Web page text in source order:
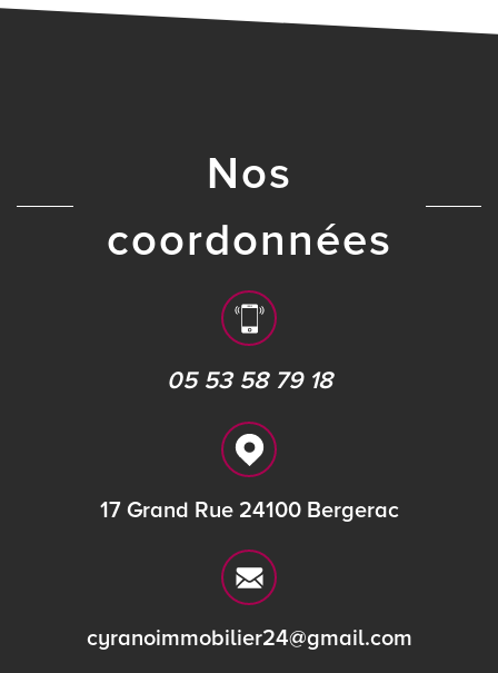
nos
coordonnées
05 53 58 79 18
17 Grand Rue 24100 Bergerac
cyranoimmobilier24@gmail.com